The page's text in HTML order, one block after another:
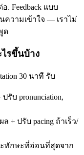
Feedback แบบ
นความเข้าใจ — เราไม่
ด
รขึ้นบ้าง
30 นาที รับ
รับ pronunciation,
ล + ปรับ pacing ถ้าเร็ว/
ะทักษะที่อ่อนที่สุดจาก